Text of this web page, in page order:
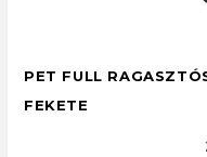
PET FULL
FEKETE